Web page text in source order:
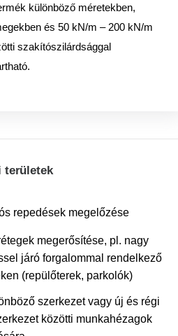
különböző méretekben,
és 50 kN/m – 200 kN/m
szakítószilárdsággal
területek
repedések megelőzése
megerősítése, pl. nagy
járó forgalommal rendelkező
(repülőterek, parkolók)
szerkezet vagy új és régi
közötti munkahézagok